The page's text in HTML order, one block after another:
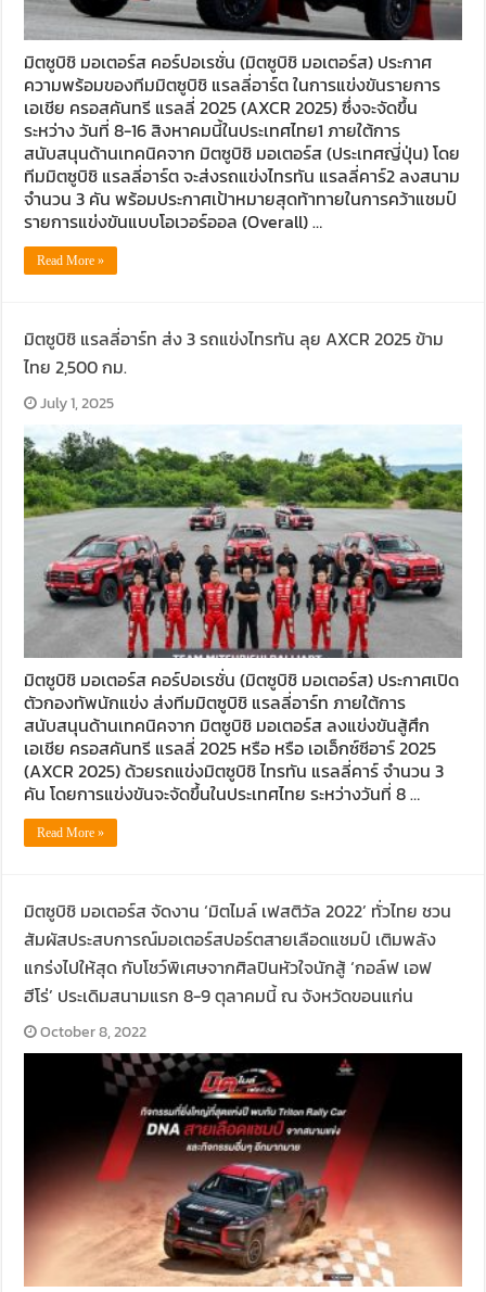
มิตซูบิชิ มอเตอร์ส คอร์ปอเรชั่น (มิตซูบิชิ มอเตอร์ส) ประกาศ
ความพร้อมของทีมมิตซูบิชิ แรลลี่อาร์ต ในการแข่งขันรายการ
เอเชีย ครอสคันทรี แรลลี่ 2025 (AXCR 2025) ซึ่งจะจัดขึ้น
ระหว่าง วันที่ 8-16 สิงหาคมนี้ในประเทศไทย1 ภายใต้การ
สนับสนุนด้านเทคนิคจาก มิตซูบิชิ มอเตอร์ส (ประเทศญี่ปุ่น) โดย
ทีมมิตซูบิชิ แรลลี่อาร์ต จะส่งรถแข่งไทรทัน แรลลี่คาร์2 ลงสนาม
จำนวน 3 คัน พร้อมประกาศเป้าหมายสุดท้าทายในการคว้าแชมป์
รายการแข่งขันแบบโอเวอร์ออล (Overall) …
Read More »
มิตซูบิชิ แรลลี่อาร์ท ส่ง 3 รถแข่งไทรทัน ลุย AXCR 2025 ข้าม
ไทย 2,500 กม.
July 1, 2025
มิตซูบิชิ มอเตอร์ส คอร์ปอเรชั่น (มิตซูบิชิ มอเตอร์ส) ประกาศเปิด
ตัวกองทัพนักแข่ง ส่งทีมมิตซูบิชิ แรลลี่อาร์ท ภายใต้การ
สนับสนุนด้านเทคนิคจาก มิตซูบิชิ มอเตอร์ส ลงแข่งขันสู้ศึก
เอเชีย ครอสคันทรี แรลลี่ 2025 หรือ หรือ เอเอ็กซ์ซีอาร์ 2025
(AXCR 2025) ด้วยรถแข่งมิตซูบิชิ ไทรทัน แรลลี่คาร์ จำนวน 3
คัน โดยการแข่งขันจะจัดขึ้นในประเทศไทย ระหว่างวันที่ 8 …
Read More »
มิตซูบิชิ มอเตอร์ส จัดงาน ‘มิตไมล์ เฟสติวัล 2022’ ทั่วไทย ชวน
สัมผัสประสบการณ์มอเตอร์สปอร์ตสายเลือดแชมป์ เติมพลัง
แกร่งไปให้สุด กับโชว์พิเศษจากศิลปินหัวใจนักสู้ ‘กอล์ฟ เอฟ
ฮีโร่’ ประเดิมสนามแรก 8-9 ตุลาคมนี้ ณ จังหวัดขอนแก่น
October 8, 2022